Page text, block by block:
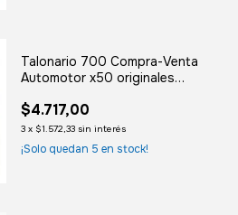
Talonario 700 Compra-Venta
Automotor x50 originales
$4.717,00
3 x $1.572,33 sin interés
¡Solo quedan 5 en stock!